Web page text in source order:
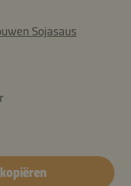
Sojasaus